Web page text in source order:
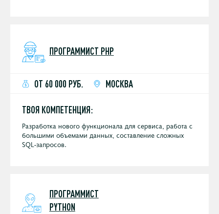
ПРОГРАММИСТ PHP
ОТ 60 000 РУБ. МОСКВА
ТВОЯ КОМПЕТЕНЦИЯ:
Разработка нового функционала для сервиса, работа с
большими объемами данных, составление сложных
SQL-запросов.
ПРОГРАММИСТ
PYTHON